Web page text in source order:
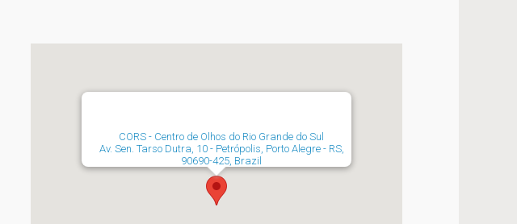
CORS - Centro de Olhos do Rio Grande do Sul
Av. Sen. Tarso Dutra, 10 - Petrópolis, Porto Alegre - RS,
90690-425, Brazil